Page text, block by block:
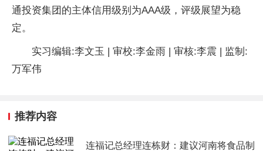
通投资集团的主体信用级别为AAA级，评级展望为稳
定。
实习编辑:李文玉 | 审校:李金雨 | 审核:李震 | 监制:
万军伟
推荐内容
连福记总经理连栋财：建议河南将食品制